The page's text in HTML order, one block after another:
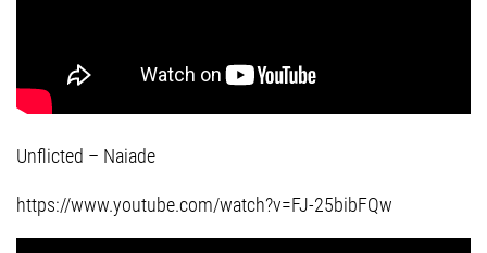
Unflicted – Naiade
https://www.youtube.com/watch?v=FJ-25bibFQw